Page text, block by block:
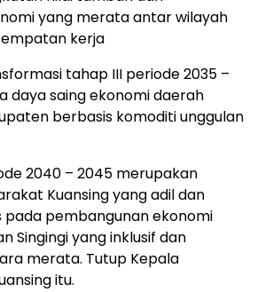
yang merata antar wilayah
kerja
tahap III periode 2035 –
daya saing ekonomi daerah
berbasis komoditi unggulan
2040 – 2045 merupakan
Kuansing yang adil dan
pembangunan ekonomi
Singingi yang inklusif dan
merata. Tutup Kepala
itu.